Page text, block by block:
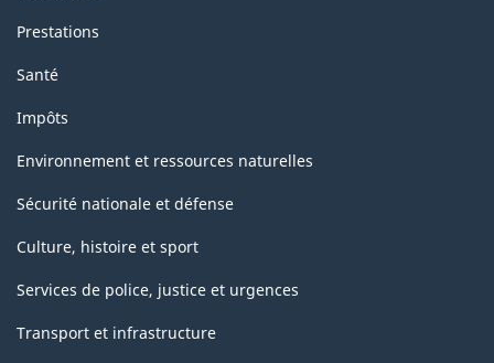
Prestations
Santé
Impôts
Environnement et ressources naturelles
Sécurité nationale et défense
Culture, histoire et sport
Services de police, justice et urgences
Transport et infrastructure